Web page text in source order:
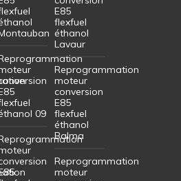
09
E85
flexfuel
éthanol
Lavaur
Reprogrammation
moteur
conversion
E85
flexfuel
éthanol
Balma
Reprogrammation
moteur